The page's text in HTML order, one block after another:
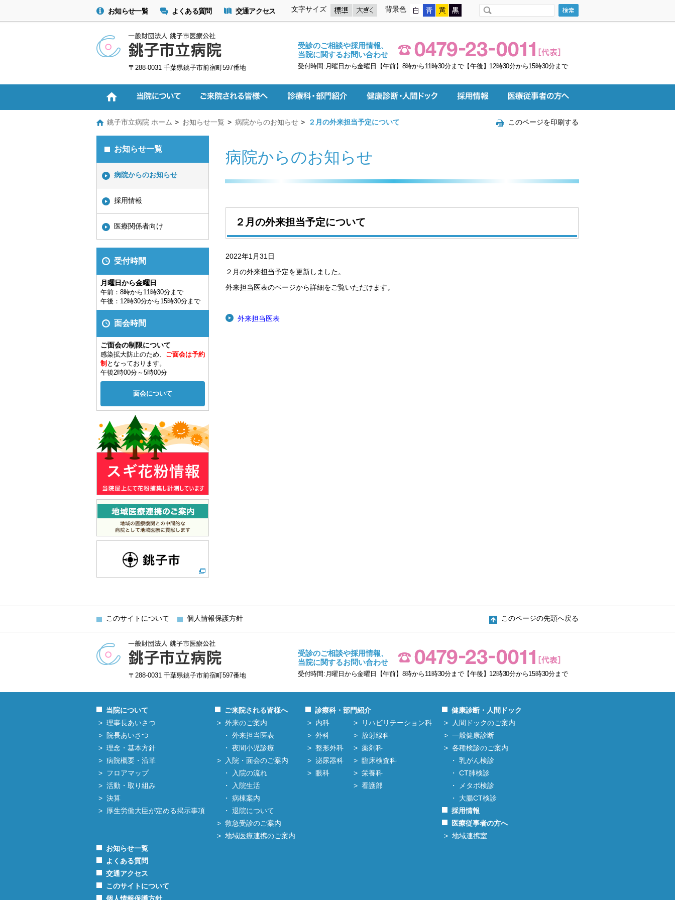
お知らせ一覧 よくある質問 交通アクセス 文字サイズ 背景色
〒288-0031 千葉県銚子市前宿町597番地
受診のご相談や採用情報、
当院に関するお問い合わせ
受付時間:月曜日から金曜日【午前】8時から11時30分まで【午後】12時30分から15時30分まで
銚子市立病院 ホーム お知らせ一覧 病院からのお知らせ ２月の外来担当予定について このページを印刷する
病院からのお知らせ
２月の外来担当予定について
2022年1月31日
２月の外来担当予定を更新しました。
外来担当医表のページから詳細をご覧いただけます。
外来担当医表
お知らせ一覧
病院からのお知らせ
採用情報
医療関係者向け
受付時間
月曜日から金曜日
午前：8時から11時30分まで
午後：12時30分から15時30分まで
面会時間
ご面会の制限について
感染拡大防止のため、 ご面会は予約
制 となっております。
午後2時00分～5時00分
面会について
このサイトについて 個人情報保護方針 このページの先頭へ戻る
〒288-0031 千葉県銚子市前宿町597番地
受診のご相談や採用情報、
当院に関するお問い合わせ
受付時間:月曜日から金曜日【午前】8時から11時30分まで【午後】12時30分から15時30分まで
当院について
理事長あいさつ
院長あいさつ
理念・基本方針
病院概要・沿革
フロアマップ
活動・取り組み
決算
厚生労働大臣が定める掲示事項
ご来院される皆様へ
外来のご案内
外来担当医表
夜間小児診療
入院・面会のご案内
入院の流れ
入院生活
病棟案内
退院について
救急受診のご案内
地域医療連携のご案内
診療科・部門紹介
内科
外科
整形外科
泌尿器科
眼科
リハビリテーション科
放射線科
薬剤科
臨床検査科
栄養科
看護部
健康診断・人間ドック
人間ドックのご案内
一般健康診断
各種検診のご案内
乳がん検診
CT肺検診
メタボ検診
大腸CT検診
採用情報
医療従事者の方へ
地域連携室
お知らせ一覧
よくある質問
交通アクセス
このサイトについて